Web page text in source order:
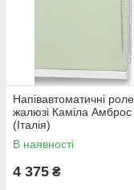
Напівавтоматичні
жалюзі Каміла
(Італія)
В наявності
4 375 ₴